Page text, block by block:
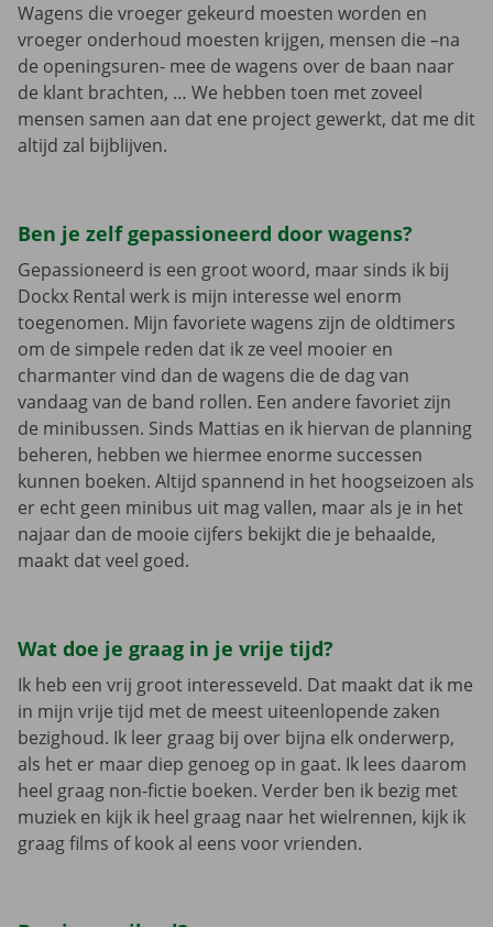
Wagens die vroeger gekeurd moesten worden en
vroeger onderhoud moesten krijgen, mensen die –na
de openingsuren- mee de wagens over de baan naar
de klant brachten, … We hebben toen met zoveel
mensen samen aan dat ene project gewerkt, dat me dit
altijd zal bijblijven.
Ben je zelf gepassioneerd door wagens?
Gepassioneerd is een groot woord, maar sinds ik bij
Dockx Rental werk is mijn interesse wel enorm
toegenomen. Mijn favoriete wagens zijn de oldtimers
om de simpele reden dat ik ze veel mooier en
charmanter vind dan de wagens die de dag van
vandaag van de band rollen. Een andere favoriet zijn
de minibussen. Sinds Mattias en ik hiervan de planning
beheren, hebben we hiermee enorme successen
kunnen boeken. Altijd spannend in het hoogseizoen als
er echt geen minibus uit mag vallen, maar als je in het
najaar dan de mooie cijfers bekijkt die je behaalde,
maakt dat veel goed.
Wat doe je graag in je vrije tijd?
Ik heb een vrij groot interesseveld. Dat maakt dat ik me
in mijn vrije tijd met de meest uiteenlopende zaken
bezighoud. Ik leer graag bij over bijna elk onderwerp,
als het er maar diep genoeg op in gaat. Ik lees daarom
heel graag non-fictie boeken. Verder ben ik bezig met
muziek en kijk ik heel graag naar het wielrennen, kijk ik
graag films of kook al eens voor vrienden.